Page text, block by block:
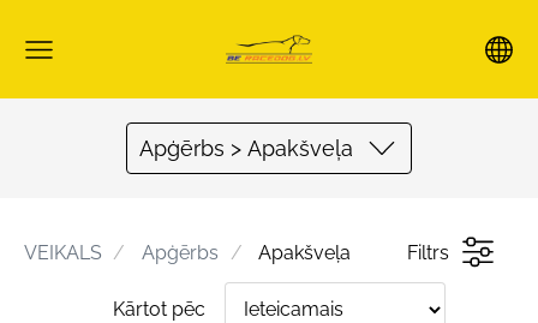
Apģērbs > Apakšveļa
VEIKALS Apģērbs Apakšveļa Filtrs
Kārtot pēc